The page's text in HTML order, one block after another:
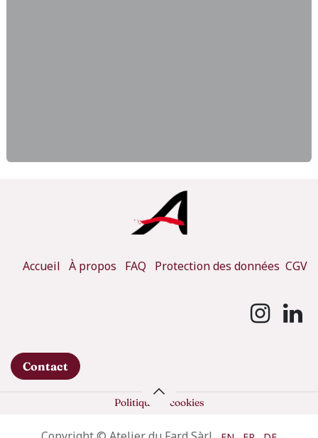
Accueil À propos FAQ Protection des données CGV
Contact
Politique de cookies